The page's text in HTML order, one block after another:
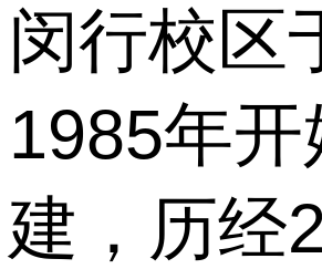
闵行校区
1985年开
建，历经